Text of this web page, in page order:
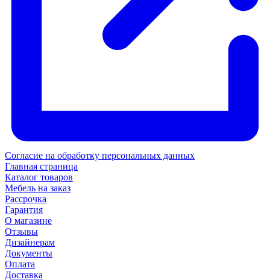
Согласие на обработку персональных данных
Главная страница
Каталог товаров
Мебель на заказ
Рассрочка
Гарантия
О магазине
Отзывы
Дизайнерам
Документы
Оплата
Доставка